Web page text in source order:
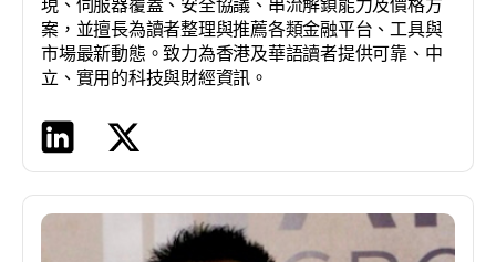
現、伺服器覆蓋、安全協議、串流解鎖能力及價格方
案，並擅長為讀者整理與推薦各類金融平台、工具與
市場最新動態。致力為香港及華語讀者提供可靠、中
立、實用的科技與財經資訊。